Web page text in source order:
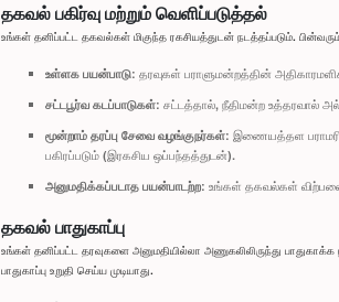
தகவல் பகிர்வு மற்றும் வெளிப்படுத்தல்
உங்கள் தனிப்பட்ட தகவல்கள் மிகுந்த ரகசியத்துடன் நடத்தப்படும்.
உள்ளக பயன்பாடு: தரவுகள் பராளுமன்றத்தின்
சட்டபூர்வ கடப்பாடுகள்: சட்டத்தால், நீதிமன்ற உத்தரவால்
மூன்றாம் தரப்பு சேவை வழங்குநர்கள்: இணையத்தள
பகிரப்படும் (இரகசிய ஒப்பந்தத்துடன்).
அனுமதிக்கப்படாத பயன்பாடற்ற: உங்கள் தகவல்கள்
தகவல் பாதுகாப்பு
உங்கள் தனிப்பட்ட தரவுகளை அனுமதியில்லா அணுகலிலிருந்து
பாதுகாப்பு உறுதி செய்ய முடியாது.